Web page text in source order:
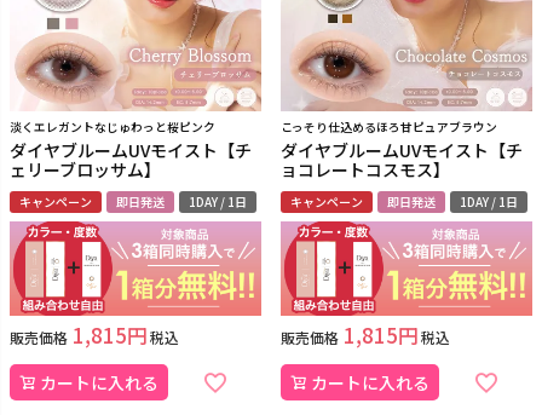
淡くエレガントなじゅわっと桜ピンク
ダイヤブルームUVモイスト【チ
ェリーブロッサム】
キャンペーン 即日発送 1DAY / 1日
販売価格 1,815 税込
カートに入れる
こっそり仕込めるほろ甘ピュアブラウン
ダイヤブルームUVモイスト【チ
ョコレートコスモス】
キャンペーン 即日発送 1DAY / 1日
販売価格 1,815 税込
カートに入れる